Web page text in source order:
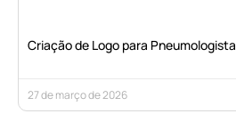
Criação de Logo para Pneumologista
27 de março de 2026